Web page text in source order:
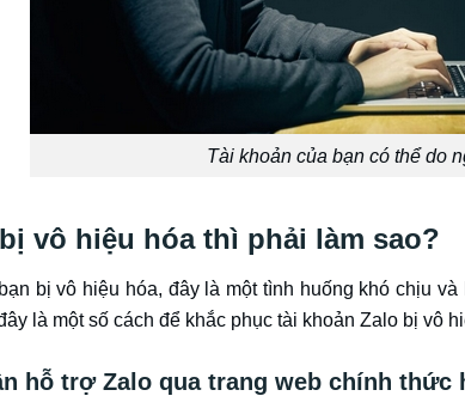
Tài khoản của bạn có thể do
vô hiệu hóa thì phải làm sao?
bị vô hiệu hóa, đây là một tình huống khó chịu
là một số cách để khắc phục tài khoản Zalo bị vô
hỗ trợ Zalo qua trang web chính thức